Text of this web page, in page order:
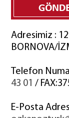
Adresimiz :
BORNOVA/
Telefon
43 01 /
E-Posta